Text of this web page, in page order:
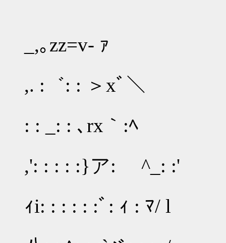
_,｡zz=v‐ ｧ
,. :゛: : ＞xﾞ＼
: : _: : ､rx｀:ﾍ
,': : : : :}ア: ゞ^_: :'
ｨi: : : : : :ﾞ: ｨ : ﾏ/ l